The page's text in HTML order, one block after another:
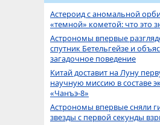
Астероид с аномальной
«темной» кометой: что это
Астрономы впервые
спутник Бетельгейзе и
загадочное поведение
Китай доставит на Луну
научную миссию в составе
«Чанъэ-8»
Астрономы впервые сняли
звезды с первой секунды